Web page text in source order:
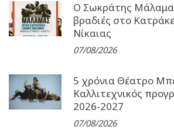
Ο Σωκράτης
βραδιές στο
Νίκαιας
07/08/2026
5 χρόνια Θέατρο
Καλλιτεχνικός
2026-2027
07/08/2026